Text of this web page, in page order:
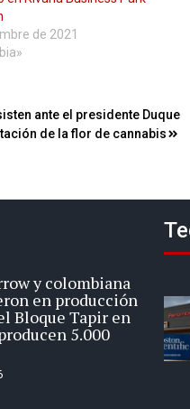
de 2021
ante el presidente Duque
de la flor de cannabis
y colombiana
en producción
Bloque Tapir en
5.000